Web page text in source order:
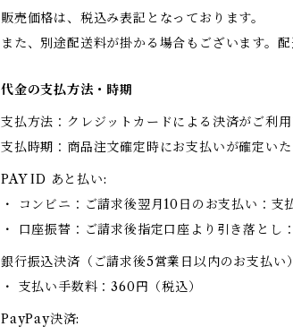
販売価格は、税込み表記となっております。
また、別途配送料が掛かる場合もございます。
代金の支払方法・時期
支払方法：クレジットカードによる決済がご利用
支払時期：商品注文確定時にお支払いが確定いた
PAY ID あと払い:
・ コンビニ：ご請求後翌月10日のお支払い：支
・ 口座振替：ご請求後指定口座より引き落とし
銀行振込決済（ご請求後5営業日以内のお支払い
・ 支払い手数料：360円（税込）
PayPay決済: